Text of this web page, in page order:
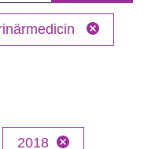
2018